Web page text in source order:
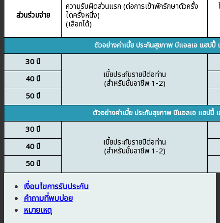
ส่วนร่วมจ่าย
ความรับผิดส่วนแรก (ต่อการเข้าพักรักษาตัวครั้ง
ใดครั้งหนึ่ง)
(เลือกได้)
ตัวอย่างค่าเบี้ย ประกันสุขภาพ บีแอลเอ แฮปปี้
30 ปี
เบี้ยประกันรายปีต่อท่าน
(สำหรับชั้นอาชีพ 1-2)
40 ปี
50 ปี
ตัวอย่างค่าเบี้ย ประกันสุขภาพ บีแอลเอ แฮปปี้
30 ปี
เบี้ยประกันรายปีต่อท่าน
(สำหรับชั้นอาชีพ 1-2)
40 ปี
50 ปี
เงื่อนไขการรับประกัน
คำถามที่พบบ่อย
หมายเหตุ